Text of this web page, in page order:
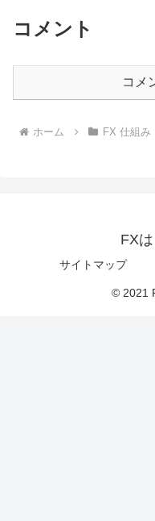
コメント
コメ
ホーム FX 仕組み
FX
サイトマップ
© 2021